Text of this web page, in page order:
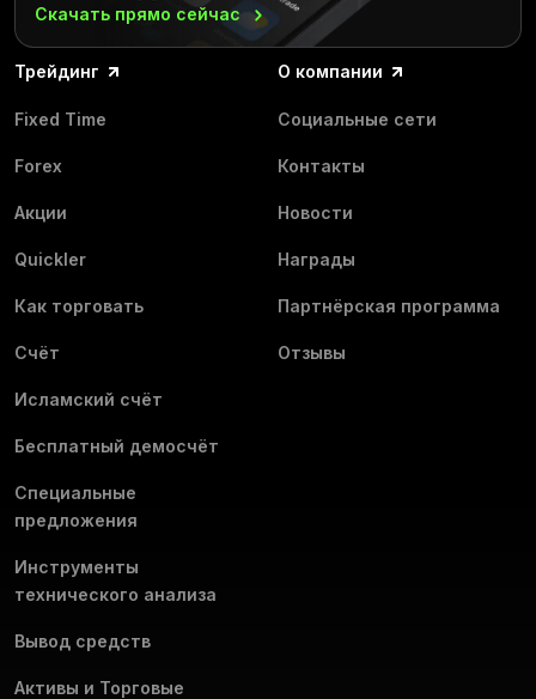
Скачать прямо сейчас
Трейдинг
Fixed Time
Forex
Акции
Quickler
Как торговать
Счёт
Исламский счёт
Бесплатный демосчёт
Специальные
предложения
Инструменты
технического анализа
Вывод средств
Активы и Торговые
О компании
Социальные сети
Контакты
Новости
Награды
Партнёрская программа
Отзывы